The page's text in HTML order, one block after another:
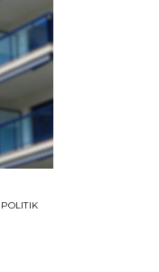
POLITIK